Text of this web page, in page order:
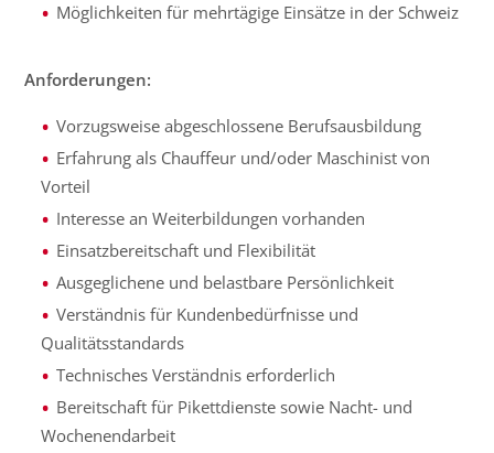
Möglichkeiten für mehrtägige Einsätze in der Schweiz
Anforderungen:
Vorzugsweise abgeschlossene Berufsausbildung
Erfahrung als Chauffeur und/oder Maschinist von
Vorteil
Interesse an Weiterbildungen vorhanden
Einsatzbereitschaft und Flexibilität
Ausgeglichene und belastbare Persönlichkeit
Verständnis für Kundenbedürfnisse und
Qualitätsstandards
Technisches Verständnis erforderlich
Bereitschaft für Pikettdienste sowie Nacht- und
Wochenendarbeit